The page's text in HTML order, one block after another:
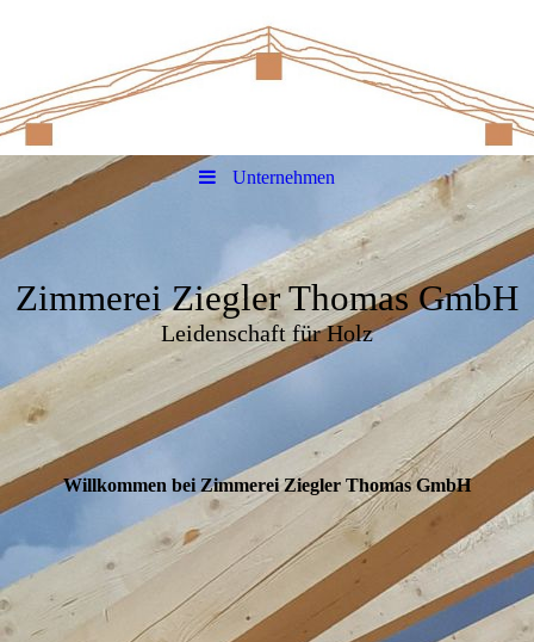
Unternehmen
Zimmerei Ziegler Thomas GmbH
Leidenschaft für Holz
Willkommen bei Zimmerei Ziegler Thomas GmbH